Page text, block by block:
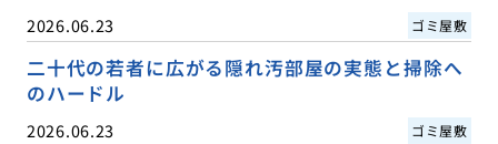
2026.06.23 ゴミ屋敷
二十代の若者に広がる隠れ汚部屋の実態と掃除へ
のハードル
2026.06.23 ゴミ屋敷